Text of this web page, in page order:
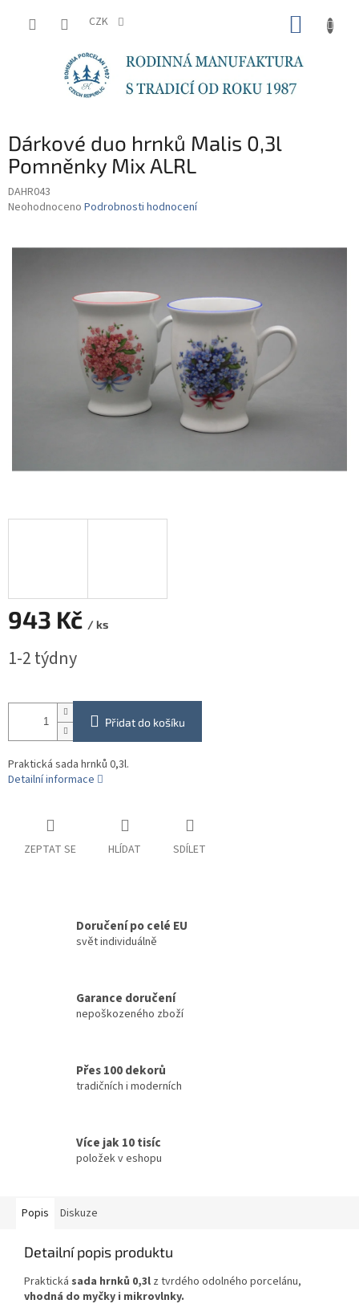
CZK
Dárkové duo hrnků Malis 0,3l
Pomněnky Mix ALRL
DAHR043
Průměrné
je
Neohodnoceno Podrobnosti hodnocení
943 Kč / ks
cena:
1-2 týdny
Přidat do košíku
Praktická sada hrnků 0,3l.
Detailní informace
ZEPTAT SE HLÍDAT SDÍLET
Doručení po celé EU
svět individuálně
Garance doručení
nepoškozeného zboží
Přes 100 dekorů
tradičních i moderních
Více jak 10 tisíc
položek v eshopu
Popis Diskuze
Detailní popis produktu
Praktická sada hrnků 0,3l z tvrdého odolného porcelánu,
vhodná do myčky i mikrovlnky.